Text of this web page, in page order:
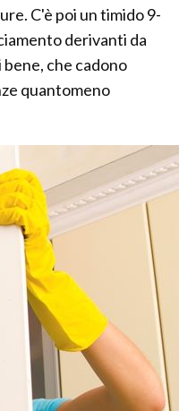
C'è poi un timido 9-
derivanti da
che cadono
quantomeno